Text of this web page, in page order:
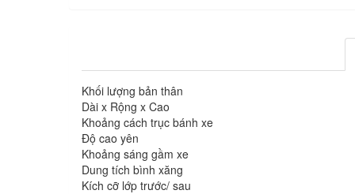
Khối lượng bản thân
Dài x Rộng x Cao
Khoảng cách trục bánh xe
Độ cao yên
Khoảng sáng gầm xe
Dung tích bình xăng
Kích cỡ lớp trước/ sau